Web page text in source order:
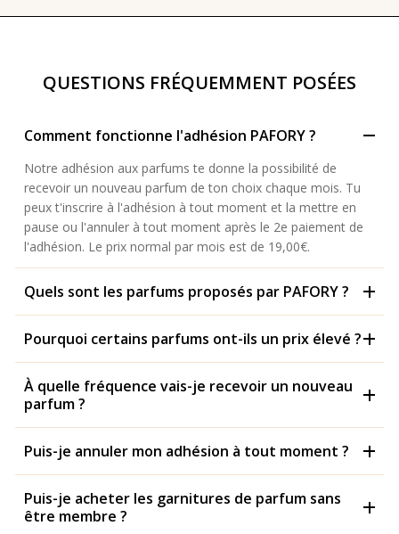
QUESTIONS FRÉQUEMMENT POSÉES
Comment fonctionne l'adhésion PAFORY ?
Notre adhésion aux parfums te donne la possibilité de
recevoir un nouveau parfum de ton choix chaque mois. Tu
peux t'inscrire à l'adhésion à tout moment et la mettre en
pause ou l'annuler à tout moment après le 2e paiement de
l'adhésion. Le prix normal par mois est de 19,00€.
Quels sont les parfums proposés par PAFORY ?
Pourquoi certains parfums ont-ils un prix élevé ?
À quelle fréquence vais-je recevoir un nouveau
parfum ?
Puis-je annuler mon adhésion à tout moment ?
Puis-je acheter les garnitures de parfum sans
être membre ?